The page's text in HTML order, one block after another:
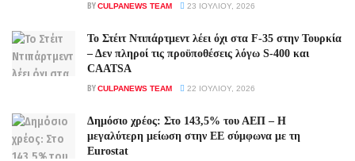
BYCULPANEWS TEAM 23 ΙΟΥΛΊΟΥ, 2026
Το Στέιτ Ντιπάρτμεντ λέει όχι στα F-35 στην Τουρκία
– Δεν πληροί τις προϋποθέσεις λόγω S-400 και
CAATSA
BYCULPANEWS TEAM 22 ΙΟΥΛΊΟΥ, 2026
Δημόσιο χρέος: Στο 143,5% του ΑΕΠ – Η
μεγαλύτερη μείωση στην ΕΕ σύμφωνα με τη
Eurostat